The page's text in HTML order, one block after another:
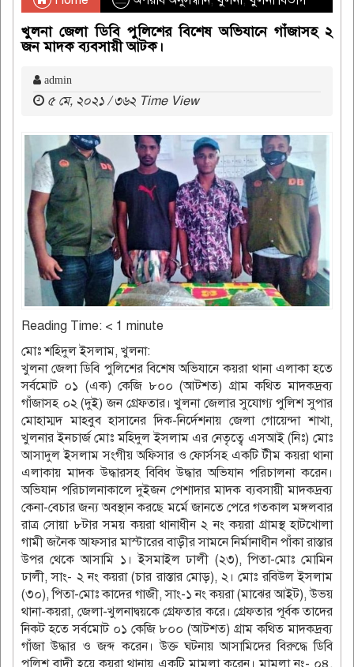
খুলনা জেলা ডিবি পুলিশের বিশেষ অভিযানে গাঁজাসহ ২
জন মাদক ব্যবসায়ী আটক।
admin
৫ মে, ২০২১ / ৩৬২ Time View
Reading Time: < 1 minute
মোঃ শহিদুল ইসলাম, খুলনা:
খুলনা জেলা ডিবি পুলিশের বিশেষ অভিযানে কয়রা থানা এলাকা হতে
সর্বমোট ০১ (এক) কেজি ৮০০ (আটশত) গ্রাম কথিত মাদকদ্রব্য
গাঁজাসহ ০২ (দুই) জন গ্রেফতার। খুলনা জেলার সুযোগ্য পুলিশ সুপার
মোহাম্মদ মাহবুব হাসানের দিক-নির্দেশনায় জেলা গোয়েন্দা শাখা,
খুলনার ইনচার্জ মোঃ মহিদুল ইসলাম এর নেতৃত্বে এসআই (নিঃ) মোঃ
আসাদুল ইসলাম সংগীয় অফিসার ও ফোর্সসহ একটি টীম কয়রা থানা
এলাকায় মাদক উদ্ধারসহ বিবিধ উদ্ধার অভিযান পরিচালনা করেন।
অভিযান পরিচালনাকালে দুইজন পেশাদার মাদক ব্যবসায়ী মাদকদ্রব্য
কেনা-বেচার জন্য অবস্থান করছে মর্মে জানতে পেরে গতকাল মঙ্গলবার
রাত্র সোয়া ৮টার সময় কয়রা থানাধীন ২ নং কয়রা গ্রামস্থ হাটখোলা
গামী জনৈক আফসার মাস্টারের বাড়ীর সামনে নির্মানাধীন পাঁকা রাস্তার
উপর থেকে আসামি ১। ইসমাইল ঢালী (২৩), পিতা-মোঃ মোমিন
ঢালী, সাং- ২ নং কয়রা (চার রাস্তার মোড়), ২। মোঃ রবিউল ইসলাম
(৩০), পিতা-মোঃ কাদের গাজী, সাং-১ নং কয়রা (মাঝের আইট), উভয়
থানা-কয়রা, জেলা-খুলনাদ্বয়কে গ্রেফতার করে। গ্রেফতার পূর্বক তাদের
নিকট হতে সর্বমোট ০১ কেজি ৮০০ (আটশত) গ্রাম কথিত মাদকদ্রব্য
গাঁজা উদ্ধার ও জব্দ করেন। উক্ত ঘটনায় আসামিদের বিরুদ্ধে ডিবি
পুলিশ বাদী হয়ে কয়রা থানায় একটি মামলা করেন। মামলা নং- ০৪,